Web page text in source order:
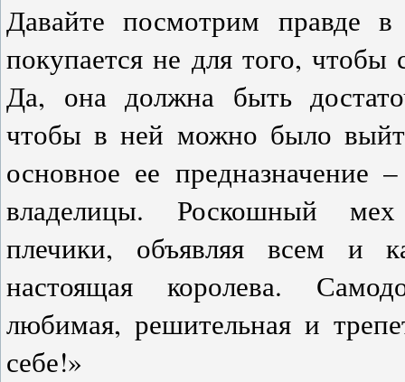
Давайте посмотрим правде в
покупается не для того, чтобы
Да, она должна быть
чтобы в ней можно было
основное ее предназначение
владелицы. Роскошный
плечики, объявляя всем и
настоящая королева.
любимая, решительная и
себе!»